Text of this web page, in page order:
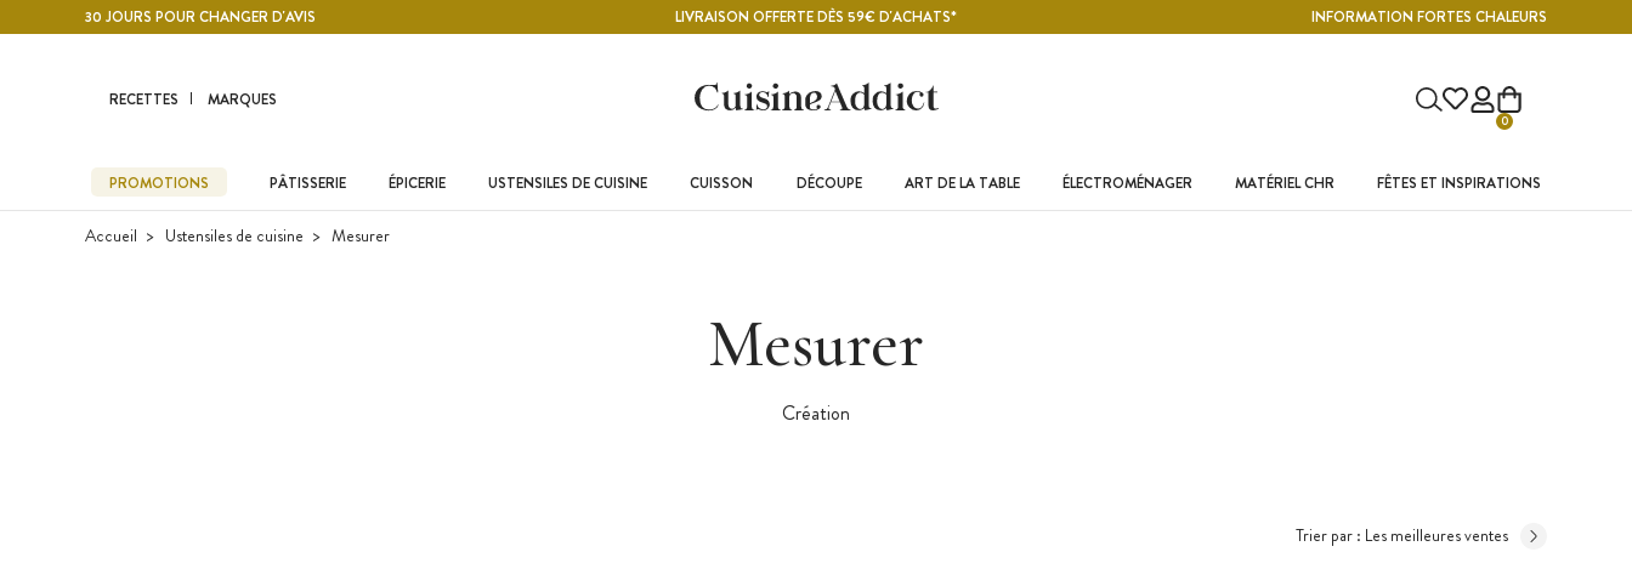
Contenu principal30 JOURS POUR CHANGER D'AVIS LIVRAISON OFFERTE DÈS 59€ D'ACHATS* INFORMATION FORTES CHALEURS
RECETTES MARQUES
0
PROMOTIONS PÂTISSERIE ÉPICERIE USTENSILES DE CUISINE CUISSON DÉCOUPE ART DE LA TABLE ÉLECTROMÉNAGER MATÉRIEL CHR FÊTES ET INSPIRATIONS
Accueil Ustensiles de cuisine Mesurer
Mesurer
Création
Trier par : Les meilleures ventes